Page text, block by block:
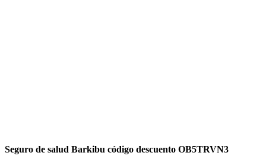
Seguro de salud Barkibu código descuento OB5TRVN3